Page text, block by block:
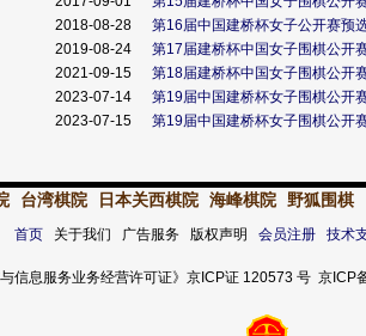
2018-08-28 第16届中国建桥杯女子公开赛预
2019-08-24 第17届建桥杯中国女子围棋公开
2021-09-15 第18届建桥杯中国女子围棋公开
2023-07-14 第19届中国建桥杯女子围棋公开
2023-07-15 第19届中国建桥杯女子围棋公开
台湾棋院 日本关西棋院 海峰棋院 野狐围棋
首页关于我们 广告服务 版权声明 会员注册 技术
与信息服务业务经营许可证》京ICP证 120573 号 京